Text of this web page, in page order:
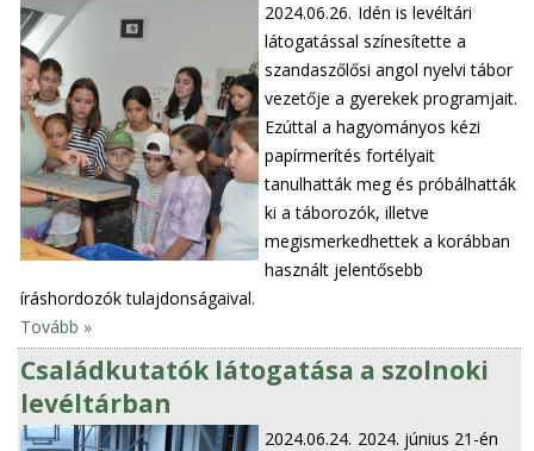
2024.06.26. Idén is levéltári
látogatással színesítette a
szandaszőlősi angol nyelvi tábor
vezetője a gyerekek programjait.
Ezúttal a hagyományos kézi
papírmerítés fortélyait
tanulhatták meg és próbálhatták
ki a táborozók, illetve
megismerkedhettek a korábban
használt jelentősebb
íráshordozók tulajdonságaival.
Tovább »
Családkutatók látogatása a szolnoki
levéltárban
2024.06.24. 2024. június 21-én